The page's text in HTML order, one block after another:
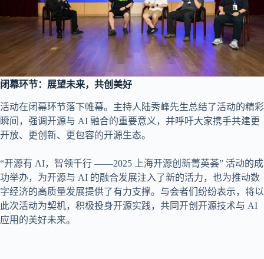
闭幕环节：展望未来，共创美好
活动在闭幕环节落下帷幕。主持人陆秀峰先生总结了活动的精彩
瞬间，强调开源与 AI 融合的重要意义，并呼吁大家携手共建更
开放、更创新、更包容的开源生态。
“开源有 AI，智领千行 ——2025 上海开源创新菁英荟” 活动的成
功举办，为开源与 AI 的融合发展注入了新的活力，也为推动数
字经济的高质量发展提供了有力支撑。与会者们纷纷表示，将以
此次活动为契机，积极投身开源实践，共同开创开源技术与 AI
应用的美好未来。